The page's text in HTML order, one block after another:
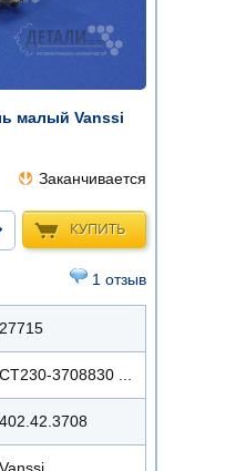
малый Vanssi
Заканчивается
КУПИТЬ
1 отзыв
27715
СТ230-3708830 ...
402.42.3708